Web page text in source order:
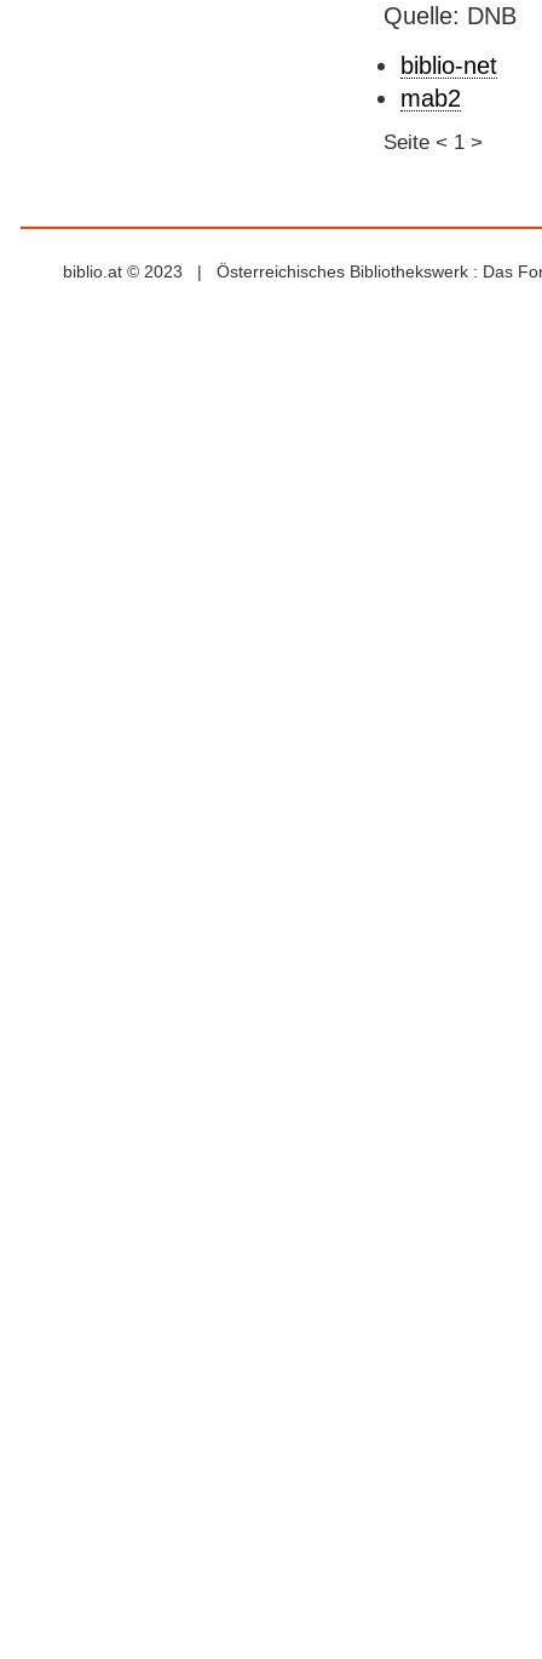
Quelle: DNB
biblio-net
mab2
Seite < 1 >
biblio.at © 2023 | Österreichisches Bibliothekswerk : Das